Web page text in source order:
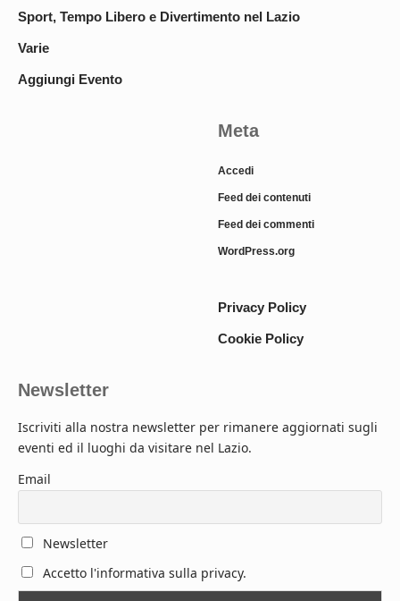
Sport, Tempo Libero e Divertimento nel Lazio
Varie
Aggiungi Evento
Meta
Accedi
Feed dei contenuti
Feed dei commenti
WordPress.org
Privacy Policy
Cookie Policy
Newsletter
Iscriviti alla nostra newsletter per rimanere aggiornati sugli
eventi ed il luoghi da visitare nel Lazio.
Email
Newsletter
Accetto l'informativa sulla privacy.